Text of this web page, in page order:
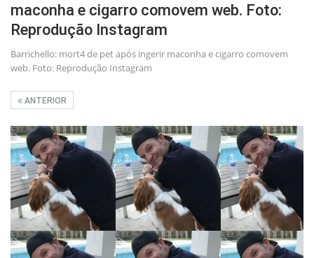
maconha e cigarro comovem web. Foto:
Reprodução Instagram
Barrichello: mort4 de pet após ingerir maconha e cigarro comovem
web. Foto: Reprodução Instagram
ANTERIOR